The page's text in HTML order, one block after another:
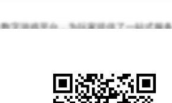
字游戏平台，为玩家提供了一站式服
个Steam账号，便能轻松探索并购买
，部分用户可能会遭遇“注册响应无